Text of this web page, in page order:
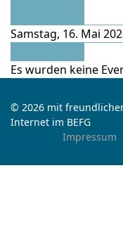
Samstag, 16. Mai
Es wurden keine
© 2026 mit
Internet im BEFG
Impressum